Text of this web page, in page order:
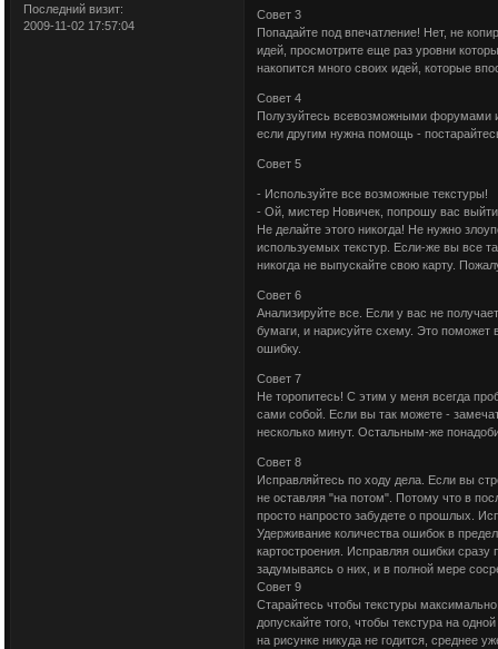
Последний визит:
2009-11-02 17:57:04
Совет 3
Попадайте под впечатление! Нет, не
идей, просмотрите еще раз уровни
накопится много своих идей, которые
Совет 4
Полузуйтесь всевозможными форумами
если другим нужна помощь -
Совет 5
- Используйте все возможные текстуры!
- Ой, мистер Новичек, попрошу вас
Не делайте этого никогда! Не нужно
используемых текстур. Если-же вы все
никогда не выпускайте свою карту.
Совет 6
Анализируйте все. Если у вас не
бумаги, и нарисуйте схему. Это поможет
ошибку.
Совет 7
Не торопитесь! С этим у меня всегда
сами собой. Если вы так можете -
несколько минут. Остальным-же
Совет 8
Исправляйтесь по ходу дела. Если вы
не оставляя "на потом". Потому что в
просто напросто забудете о прошлых.
Удерживание количества ошибок в
картостроения. Исправляя ошибки
задумываясь о них, и в полной мере
Совет 9
Старайтесь чтобы текстуры
допускайте того, чтобы текстура на
на рисунке никуда не годится, среднее